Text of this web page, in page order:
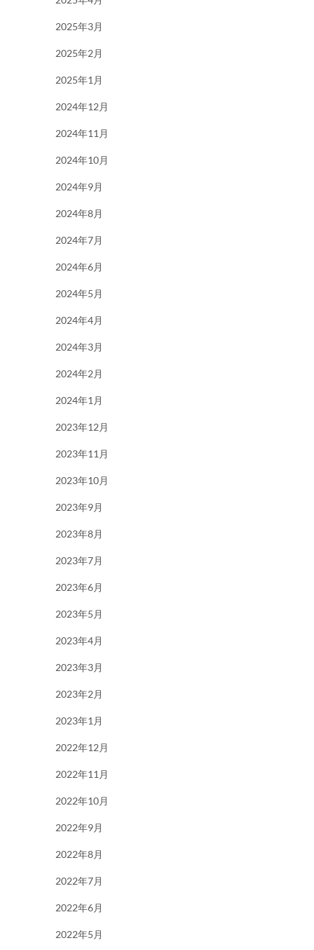
2025年3月
2025年2月
2025年1月
2024年12月
2024年11月
2024年10月
2024年9月
2024年8月
2024年7月
2024年6月
2024年5月
2024年4月
2024年3月
2024年2月
2024年1月
2023年12月
2023年11月
2023年10月
2023年9月
2023年8月
2023年7月
2023年6月
2023年5月
2023年4月
2023年3月
2023年2月
2023年1月
2022年12月
2022年11月
2022年10月
2022年9月
2022年8月
2022年7月
2022年6月
2022年5月